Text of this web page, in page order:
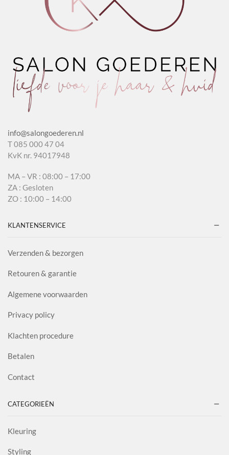
info@salongoederen.nl
T 085 000 47 04
KvK nr. 94017948
MA – VR : 08:00 – 17:00
ZA : Gesloten
ZO : 10:00 – 14:00
KLANTENSERVICE
Verzenden & bezorgen
Retouren & garantie
Algemene voorwaarden
Privacy policy
Klachten procedure
Betalen
Contact
CATEGORIEËN
Kleuring
Styling